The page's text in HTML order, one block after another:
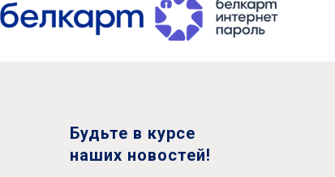
Будьте в курсе
наших новостей!